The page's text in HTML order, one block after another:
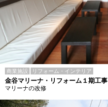
商業施設 リフォーム・インテリア
金谷マリーナ・リフォーム１期工事
マリーナの改修